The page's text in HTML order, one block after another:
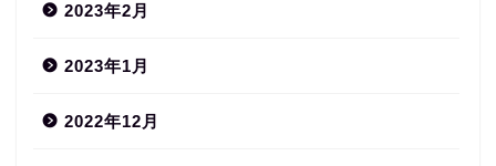
2023年2月
2023年1月
2022年12月